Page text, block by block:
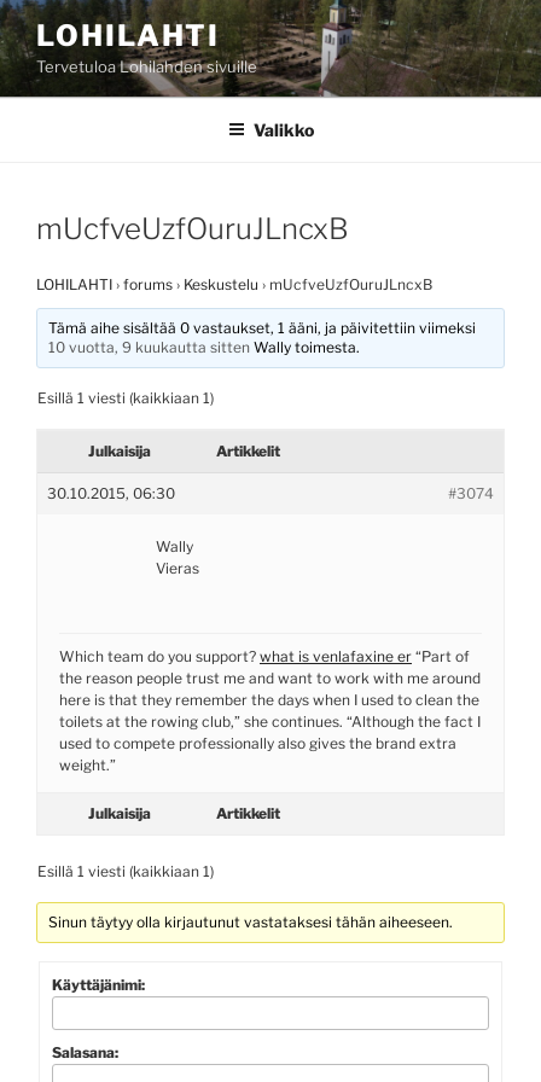
Siirry
sisältöönLOHILAHTI
Tervetuloa Lohilahden sivuille
Valikko
mUcfveUzfOuruJLncxB
LOHILAHTI › forums › Keskustelu › mUcfveUzfOuruJLncxB
Tämä aihe sisältää 0 vastaukset, 1 ääni, ja päivitettiin viimeksi
10 vuotta, 9 kuukautta sitten Wally toimesta.
Esillä 1 viesti (kaikkiaan 1)
Julkaisija Artikkelit
30.10.2015, 06:30 #3074
Wally
Vieras
Which team do you support? what is venlafaxine er “Part of
the reason people trust me and want to work with me around
here is that they remember the days when I used to clean the
toilets at the rowing club,” she continues. “Although the fact I
used to compete professionally also gives the brand extra
weight.”
Julkaisija Artikkelit
Esillä 1 viesti (kaikkiaan 1)
Sinun täytyy olla kirjautunut vastataksesi tähän aiheeseen.
Käyttäjänimi:
Salasana: